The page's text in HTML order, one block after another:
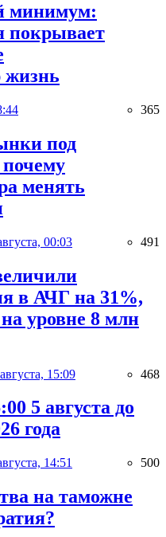
минимум:
покрывает
жизнь
365
под
менять
00:03 491
в АЧГ на 31%,
уровне 8 млн
15:09 468
5 августа до
года
14:51 500
на таможне